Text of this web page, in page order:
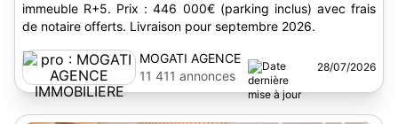
immeuble R+5. Prix : 446 000€ (parking inclus) avec frais
de notaire offerts. Livraison pour septembre 2026.
MOGATI AGENCE
IMMOBILIERE
11 411 annonces
28/07/2026